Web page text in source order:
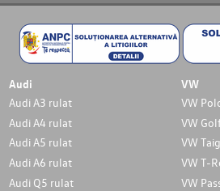
Audi
Audi A3 rulat
Audi A4 rulat
Audi A5 rulat
Audi A6 rulat
Audi Q5 rulat
VW
VW
VW
VW
VW T-
VW